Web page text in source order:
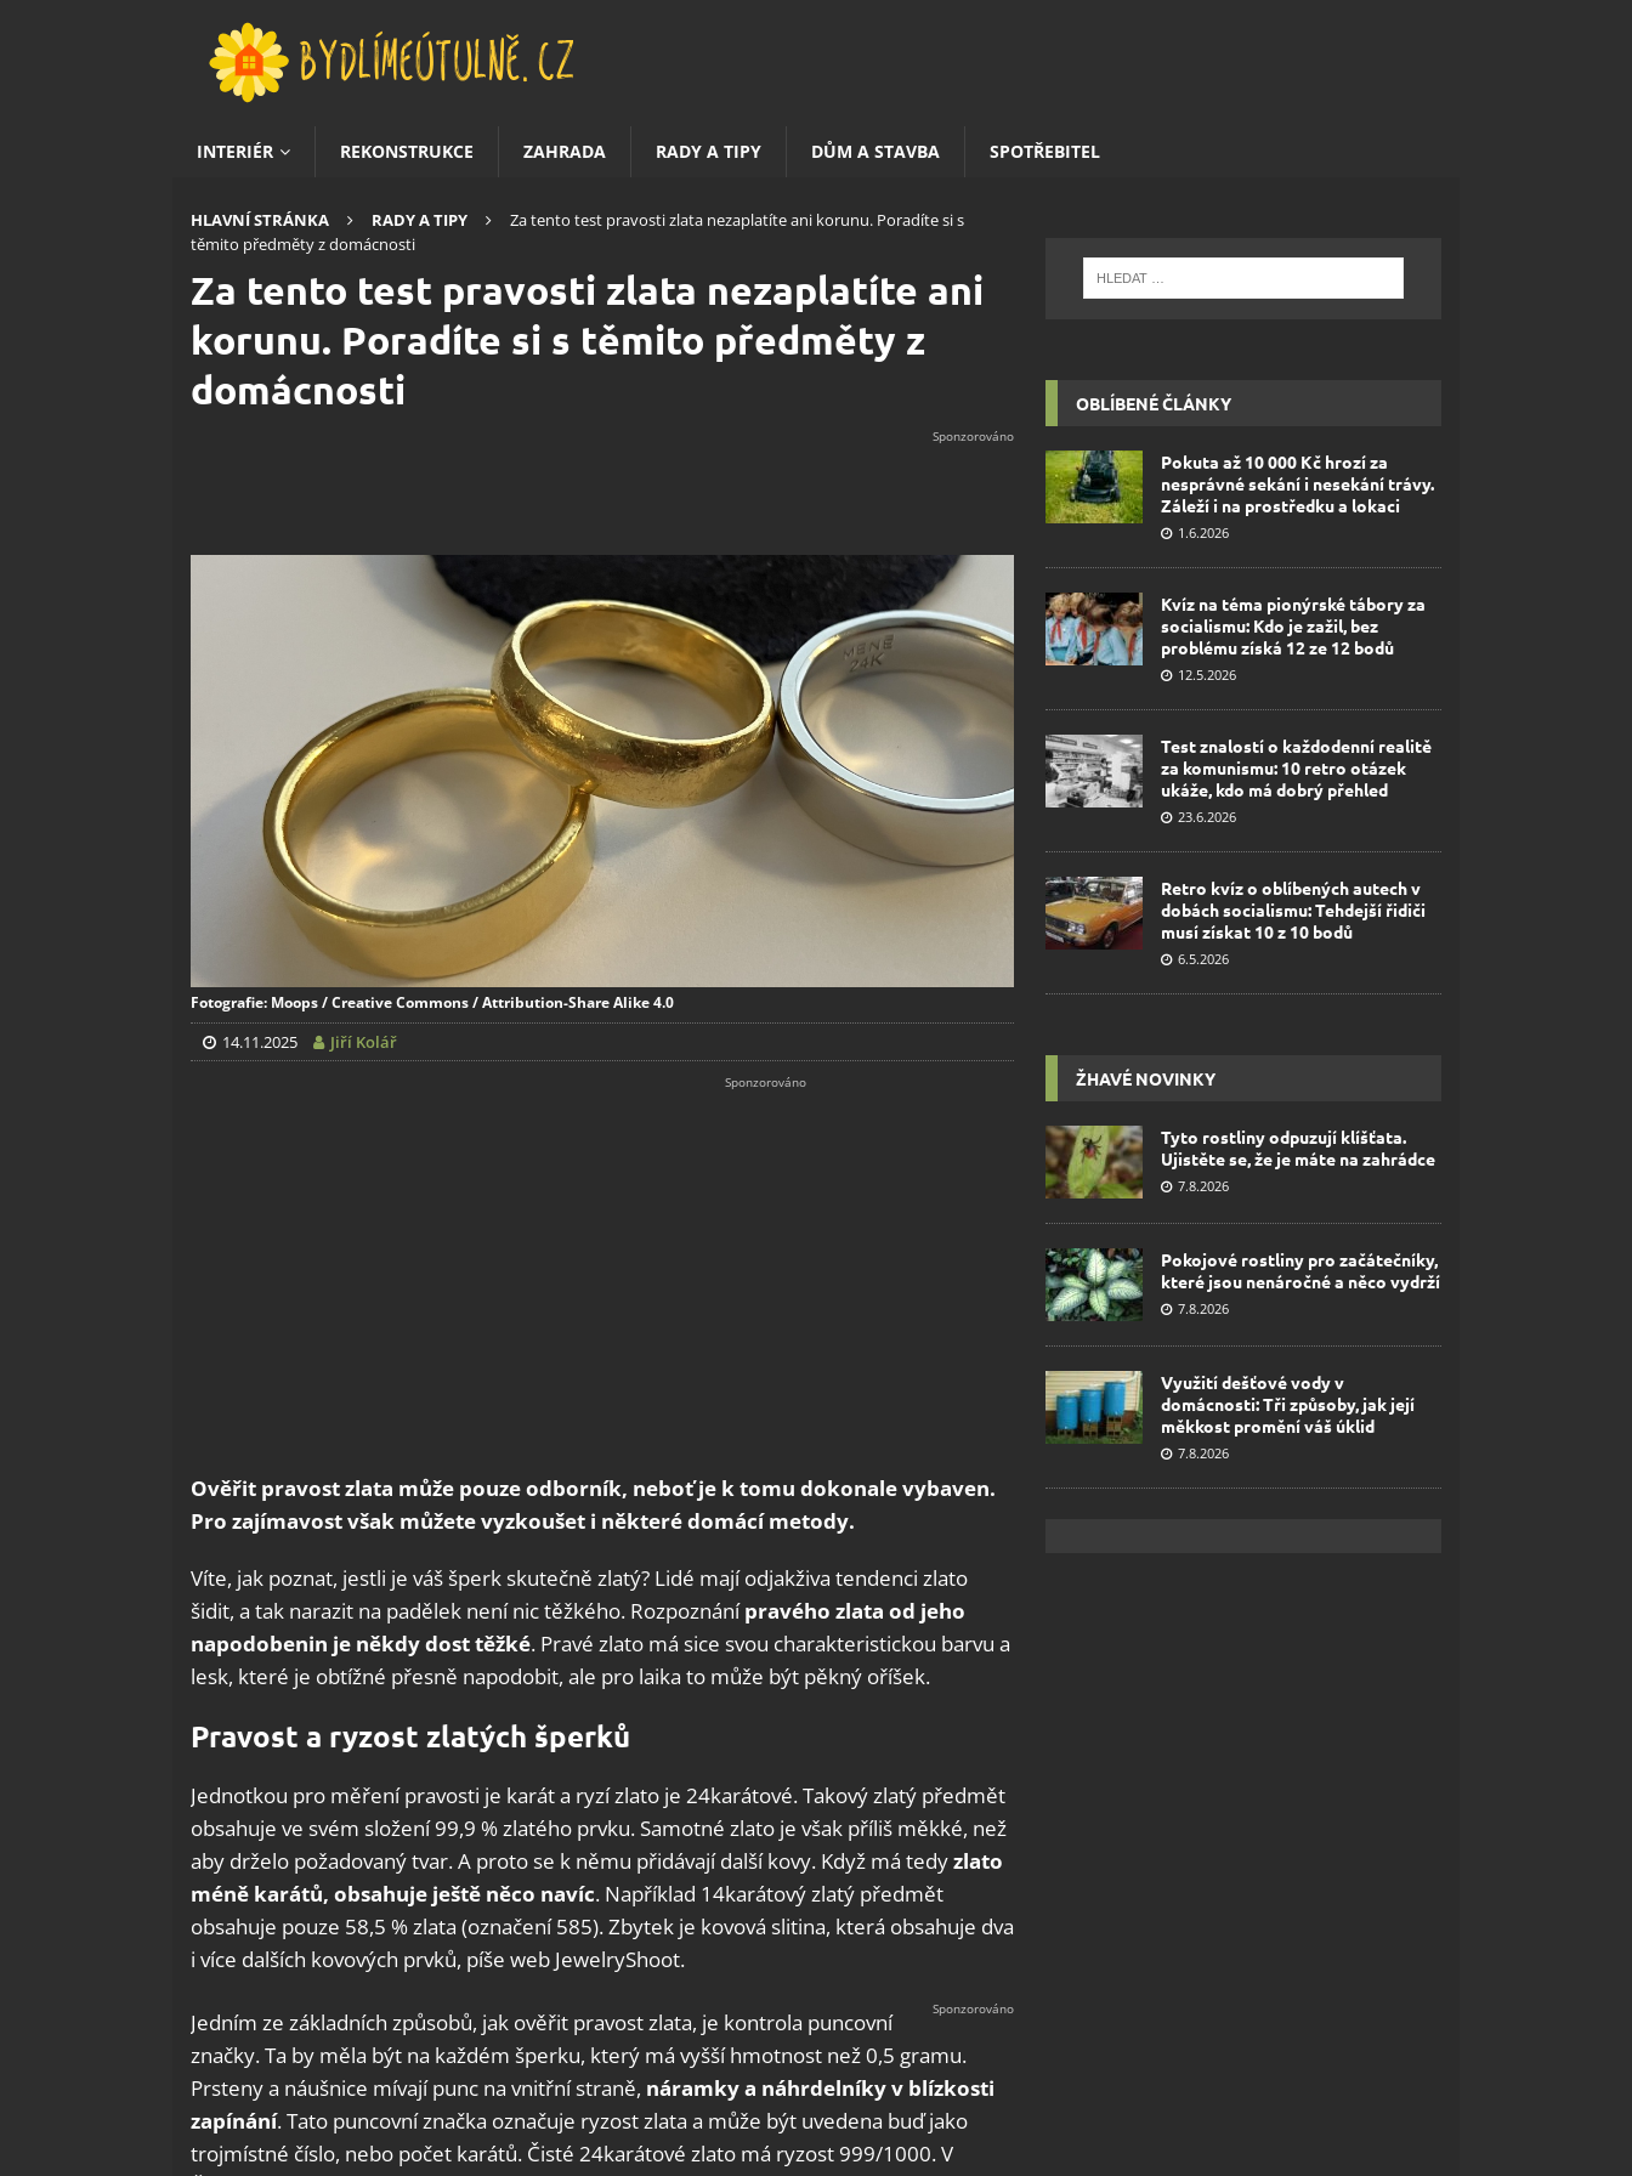
INTERIÉR REKONSTRUKCE ZAHRADA RADY A TIPY DŮM A STAVBA SPOTŘEBITEL
HLAVNÍ STRÁNKA RADY A TIPY
Za tento test pravosti zlata nezaplatíte ani korunu. Poradíte si s
těmito předměty z domácnosti
Za tento test pravosti zlata nezaplatíte ani
korunu. Poradíte si s těmito předměty z
domácnosti
Fotografie: Moops / Creative Commons / Attribution-Share Alike 4.0
14.11.2025 Jiří Kolář
Ověřit pravost zlata může pouze odborník, neboť je k tomu dokonale vybaven.
Pro zajímavost však můžete vyzkoušet i některé domácí metody.
Víte, jak poznat, jestli je váš šperk skutečně zlatý? Lidé mají odjakživa tendenci zlato
šidit, a tak narazit na padělek není nic těžkého. Rozpoznánípravého zlata od jeho
napodobenin je někdy dost těžké. Pravé zlato má sice svou charakteristickou barvu a
lesk, které je obtížné přesně napodobit, ale pro laika to může být pěkný oříšek.
Pravost a ryzost zlatých šperků
Jednotkou pro měření pravosti je karát a ryzí zlato je 24karátové. Takový zlatý předmět
obsahuje ve svém složení 99,9 % zlatého prvku. Samotné zlato je však příliš měkké, než
aby drželo požadovaný tvar. A proto se k němu přidávají další kovy. Když má tedyzlato
méně karátů, obsahuje ještě něco navíc. Například 14karátový zlatý předmět
obsahuje pouze 58,5 % zlata (označení 585). Zbytek je kovová slitina, která obsahuje dva
i více dalších kovových prvků, píše web JewelryShoot.
Jedním ze základních způsobů, jak ověřit pravost zlata, je kontrola puncovní
značky. Ta by měla být na každém šperku, který má vyšší hmotnost než 0,5 gramu.
Prsteny a náušnice mívají punc na vnitřní straně, náramky a náhrdelníky v blízkosti
zapínání. Tato puncovní značka označuje ryzost zlata a může být uvedena buď jako
trojmístné číslo, nebo počet karátů. Čisté 24karátové zlato má ryzost 999/1000. V
OBLÍBENÉ ČLÁNKY
Pokuta až 10 000 Kč hrozí za
nesprávné sekání i nesekání trávy.
Záleží i na prostředku a lokaci
1.6.2026
Kvíz na téma pionýrské tábory za
socialismu: Kdo je zažil, bez
problému získá 12 ze 12 bodů
12.5.2026
Test znalostí o každodenní realitě
za komunismu: 10 retro otázek
ukáže, kdo má dobrý přehled
23.6.2026
Retro kvíz o oblíbených autech v
dobách socialismu: Tehdejší řidiči
musí získat 10 z 10 bodů
6.5.2026
ŽHAVÉ NOVINKY
Tyto rostliny odpuzují klíšťata.
Ujistěte se, že je máte na zahrádce
7.8.2026
Pokojové rostliny pro začátečníky,
které jsou nenáročné a něco vydrží
7.8.2026
Využití dešťové vody v
domácnosti: Tři způsoby, jak její
měkkost promění váš úklid
7.8.2026